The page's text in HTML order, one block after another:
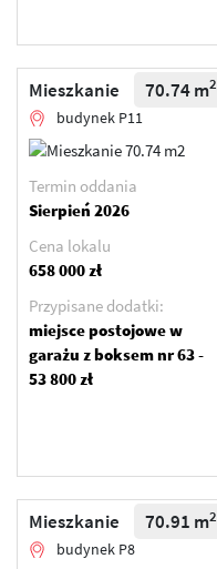
Mieszkanie 70.74 m2
budynek P11
Termin oddania
Sierpień 2026
Cena lokalu
658 000 zł
Przypisane dodatki:
miejsce postojowe w
garażu z boksem nr 63 -
53 800 zł
Mieszkanie 70.91 m2
budynek P8